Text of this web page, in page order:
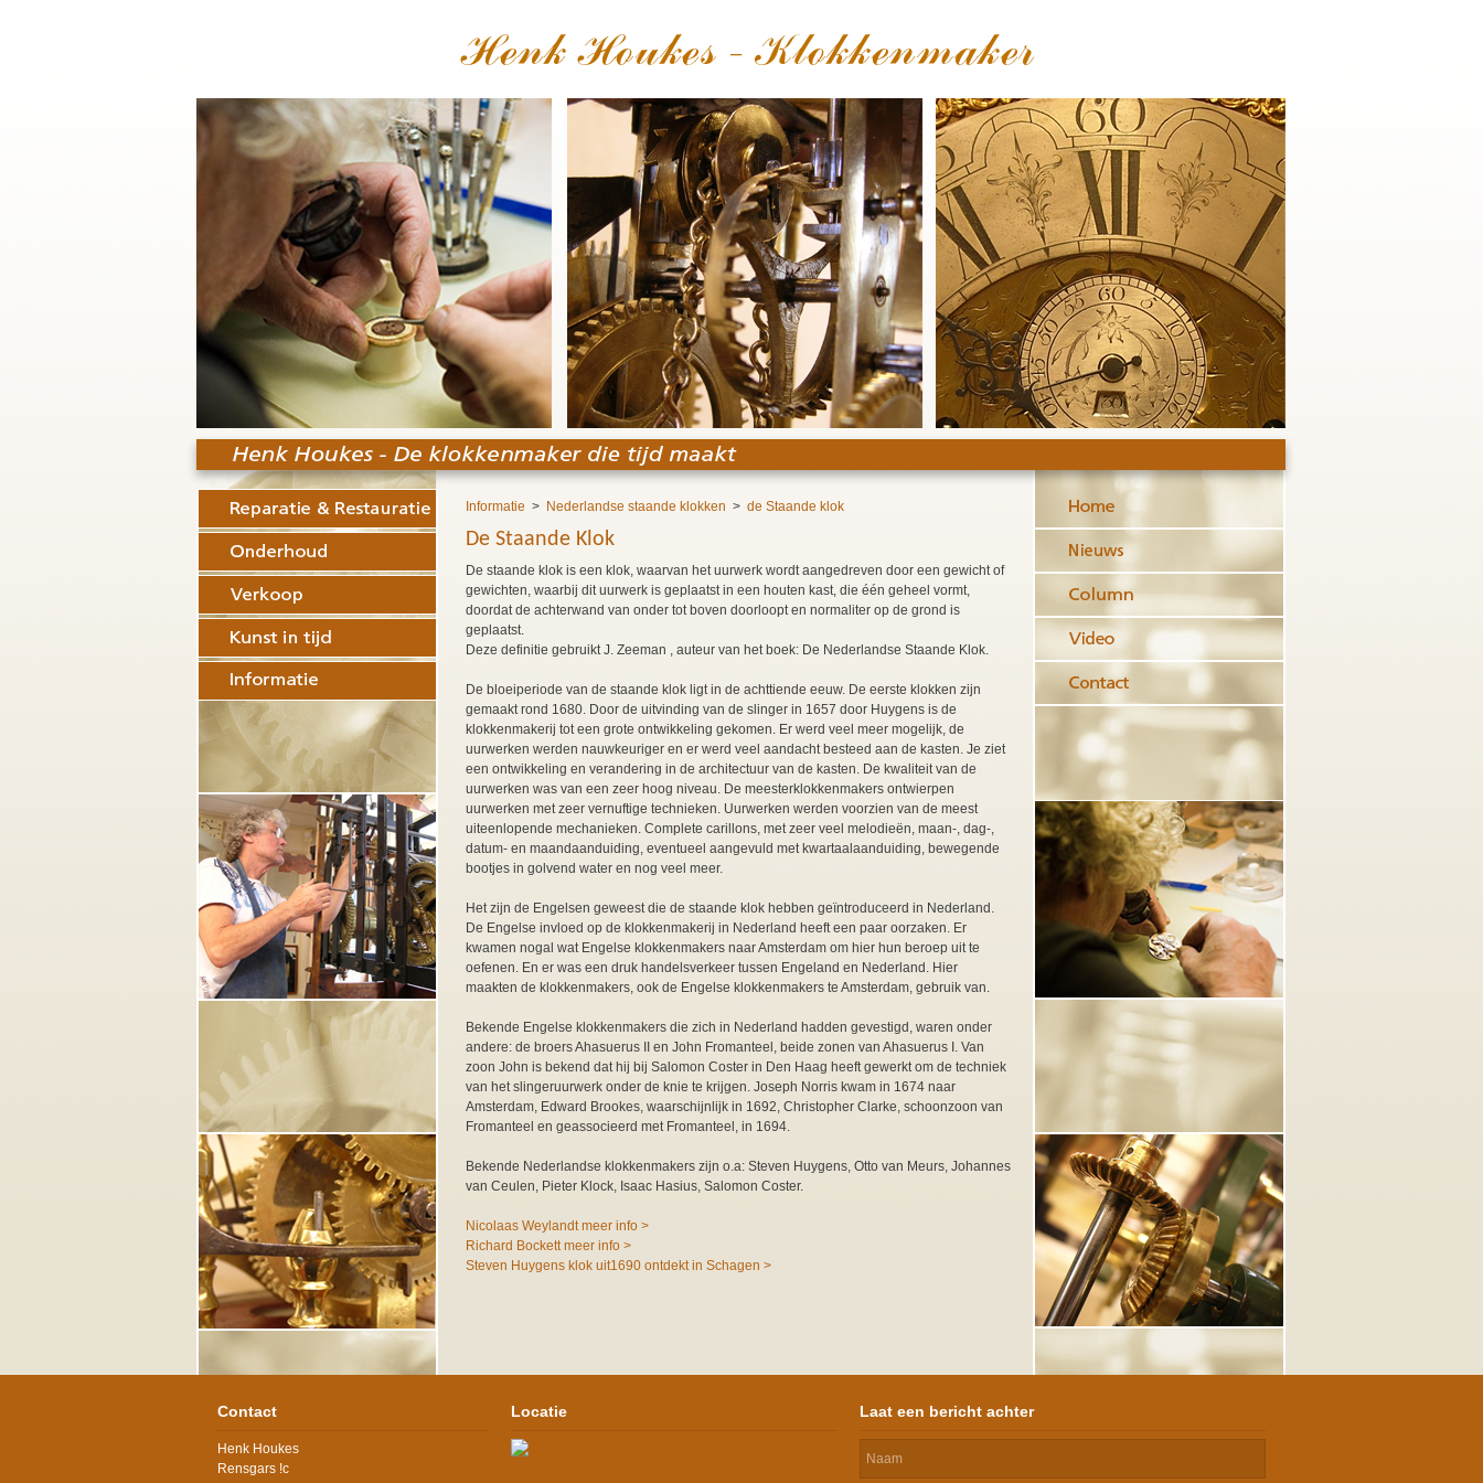
Informatie > Nederlandse staande klokken > de Staande klok
De Staande Klok
De staande klok is een klok, waarvan het uurwerk wordt aangedreven door een gewicht of
gewichten, waarbij dit uurwerk is geplaatst in een houten kast, die één geheel vormt,
doordat de achterwand van onder tot boven doorloopt en normaliter op de grond is
geplaatst.
Deze definitie gebruikt J. Zeeman , auteur van het boek: De Nederlandse Staande Klok.
De bloeiperiode van de staande klok ligt in de achttiende eeuw. De eerste klokken zijn
gemaakt rond 1680. Door de uitvinding van de slinger in 1657 door Huygens is de
klokkenmakerij tot een grote ontwikkeling gekomen. Er werd veel meer mogelijk, de
uurwerken werden nauwkeuriger en er werd veel aandacht besteed aan de kasten. Je ziet
een ontwikkeling en verandering in de architectuur van de kasten. De kwaliteit van de
uurwerken was van een zeer hoog niveau. De meesterklokkenmakers ontwierpen
uurwerken met zeer vernuftige technieken. Uurwerken werden voorzien van de meest
uiteenlopende mechanieken. Complete carillons, met zeer veel melodieën, maan-, dag-,
datum- en maandaanduiding, eventueel aangevuld met kwartaalaanduiding, bewegende
bootjes in golvend water en nog veel meer.
Het zijn de Engelsen geweest die de staande klok hebben geïntroduceerd in Nederland.
De Engelse invloed op de klokkenmakerij in Nederland heeft een paar oorzaken. Er
kwamen nogal wat Engelse klokkenmakers naar Amsterdam om hier hun beroep uit te
oefenen. En er was een druk handelsverkeer tussen Engeland en Nederland. Hier
maakten de klokkenmakers, ook de Engelse klokkenmakers te Amsterdam, gebruik van.
Bekende Engelse klokkenmakers die zich in Nederland hadden gevestigd, waren onder
andere: de broers Ahasuerus II en John Fromanteel, beide zonen van Ahasuerus I. Van
zoon John is bekend dat hij bij Salomon Coster in Den Haag heeft gewerkt om de techniek
van het slingeruurwerk onder de knie te krijgen. Joseph Norris kwam in 1674 naar
Amsterdam, Edward Brookes, waarschijnlijk in 1692, Christopher Clarke, schoonzoon van
Fromanteel en geassocieerd met Fromanteel, in 1694.
Bekende Nederlandse klokkenmakers zijn o.a: Steven Huygens, Otto van Meurs, Johannes
van Ceulen, Pieter Klock, Isaac Hasius, Salomon Coster.
Nicolaas Weylandt meer info >
Richard Bockett meer info >
Steven Huygens klok uit1690 ontdekt in Schagen >
Contact
Henk Houkes
Rensgars !c
Locatie Laat een bericht achter